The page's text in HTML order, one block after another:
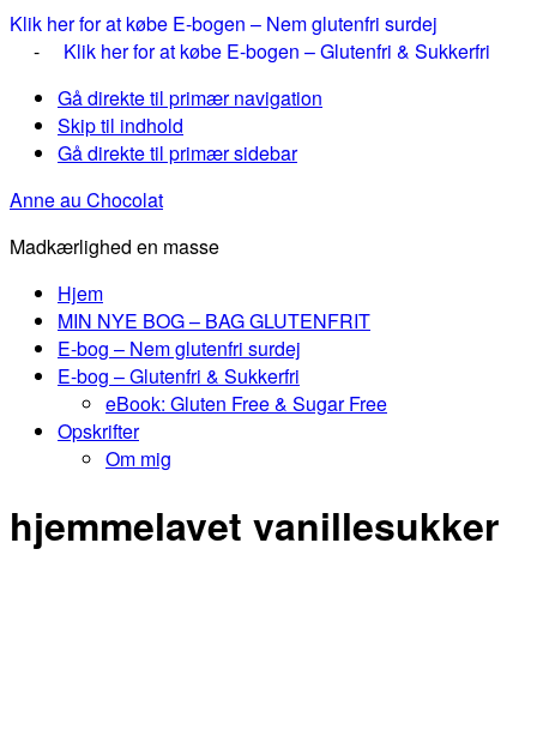
Klik her for at købe E-bogen – Nem glutenfri surdej
- Klik her for at købe E-bogen – Glutenfri & Sukkerfri
Gå direkte til primær navigation
Skip til indhold
Gå direkte til primær sidebar
Anne au Chocolat
Madkærlighed en masse
Hjem
MIN NYE BOG – BAG GLUTENFRIT
E-bog – Nem glutenfri surdej
E-bog – Glutenfri & Sukkerfri
eBook: Gluten Free & Sugar Free
Opskrifter
Om mig
hjemmelavet vanillesukker